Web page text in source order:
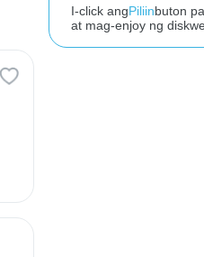
I-click angPiliinbuton
at mag-enjoy ng